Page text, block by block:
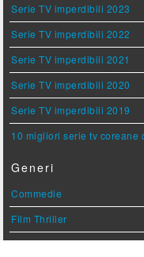
Serie TV imperdibili 2023
Serie TV imperdibili 2022
Serie TV imperdibili 2021
Serie TV imperdibili 2020
Serie TV imperdibili 2019
10 migliori serie tv coreane
Generi
Commedie
Film Thriller
Film Horror